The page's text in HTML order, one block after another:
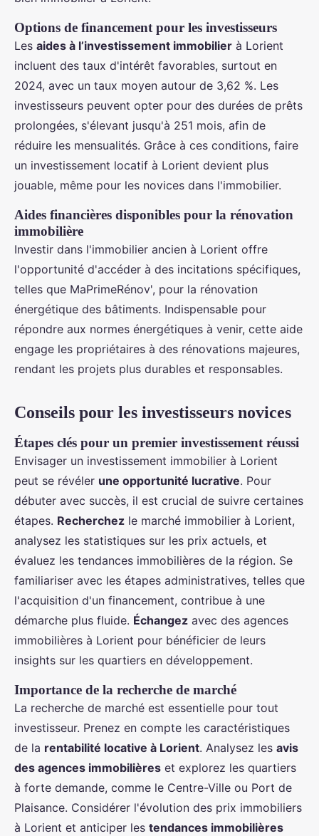
Options de financement pour les investisseurs
Les aides à l’investissement immobilier à Lorient
incluent des taux d'intérêt favorables, surtout en
2024, avec un taux moyen autour de 3,62 %. Les
investisseurs peuvent opter pour des durées de prêts
prolongées, s'élevant jusqu'à 251 mois, afin de
réduire les mensualités. Grâce à ces conditions, faire
un investissement locatif à Lorient devient plus
jouable, même pour les novices dans l'immobilier.
Aides financières disponibles pour la rénovation
immobilière
Investir dans l'immobilier ancien à Lorient offre
l'opportunité d'accéder à des incitations spécifiques,
telles que MaPrimeRénov', pour la rénovation
énergétique des bâtiments. Indispensable pour
répondre aux normes énergétiques à venir, cette aide
engage les propriétaires à des rénovations majeures,
rendant les projets plus durables et responsables.
Conseils pour les investisseurs novices
Étapes clés pour un premier investissement réussi
Envisager un investissement immobilier à Lorient
peut se révéler une opportunité lucrative. Pour
débuter avec succès, il est crucial de suivre certaines
étapes. Recherchez le marché immobilier à Lorient,
analysez les statistiques sur les prix actuels, et
évaluez les tendances immobilières de la région. Se
familiariser avec les étapes administratives, telles que
l'acquisition d'un financement, contribue à une
démarche plus fluide. Échangez avec des agences
immobilières à Lorient pour bénéficier de leurs
insights sur les quartiers en développement.
Importance de la recherche de marché
La recherche de marché est essentielle pour tout
investisseur. Prenez en compte les caractéristiques
de la rentabilité locative à Lorient. Analysez les avis
des agences immobilières et explorez les quartiers
à forte demande, comme le Centre-Ville ou Port de
Plaisance. Considérer l'évolution des prix immobiliers
à Lorient et anticiper les tendances immobilières